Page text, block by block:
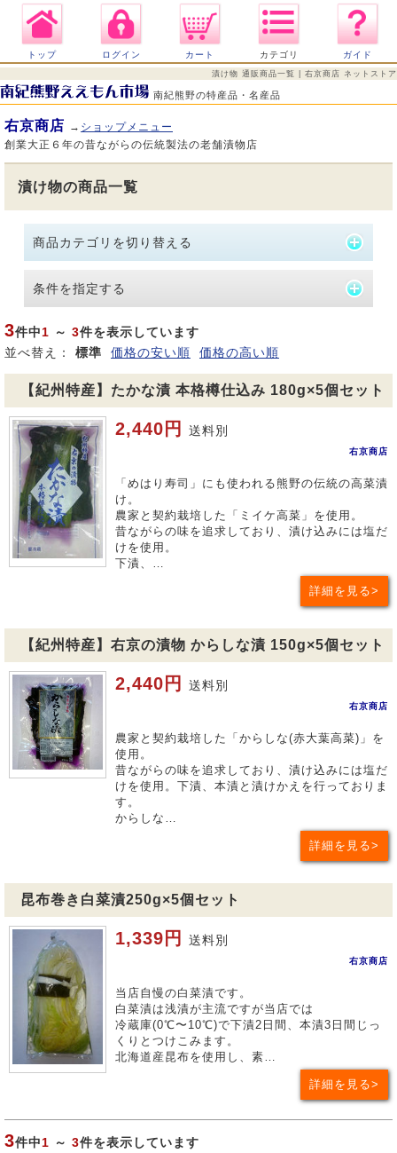
トップ ログイン カート カテゴリ ガイド
漬け物 通販商品一覧 | 右京商店 ネットストア
南紀熊野の特産品・名産品
右京商店 → ショップメニュー
創業大正６年の昔ながらの伝統製法の老舗漬物店
漬け物の商品一覧
商品カテゴリを切り替える
条件を指定する
3件中1 ～ 3件を表示しています
並べ替え：
標準 価格の安い順 価格の高い順
【紀州特産】たかな漬 本格樽仕込み 180g×5個セット
2,440円 送料別
右京商店
「めはり寿司」にも使われる熊野の伝統の高菜漬
け。
農家と契約栽培した「ミイケ高菜」を使用。
昔ながらの味を追求しており、漬け込みには塩だ
けを使用。
下漬、…
詳細を見る
【紀州特産】右京の漬物 からしな漬 150g×5個セット
2,440円 送料別
右京商店
農家と契約栽培した「からしな(赤大葉高菜)」を
使用。
昔ながらの味を追求しており、漬け込みには塩だ
けを使用。下漬、本漬と漬けかえを行っておりま
す。
からしな…
詳細を見る
昆布巻き白菜漬250g×5個セット
1,339円 送料別
右京商店
当店自慢の白菜漬です。
白菜漬は浅漬が主流ですが当店では
冷蔵庫(0℃〜10℃)で下漬2日間、本漬3日間じっ
くりとつけこみます。
北海道産昆布を使用し、素…
詳細を見る
3件中1 ～ 3件を表示しています